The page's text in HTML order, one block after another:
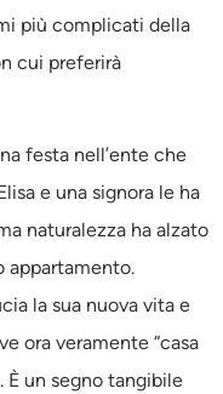
più complicati della
cui preferirà
festa nell’ente che
e una signora le ha
naturalezza ha alzato
appartamento.
la sua nuova vita e
ora veramente “casa
È un segno tangibile